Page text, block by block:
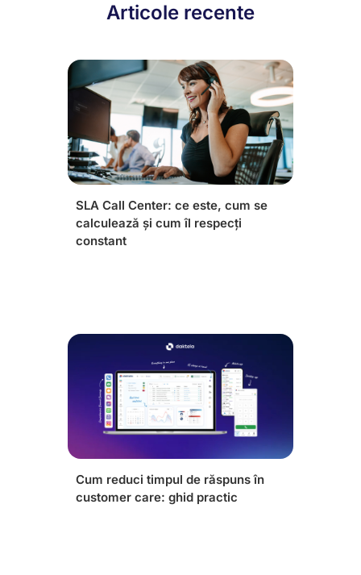
Articole recente
SLA Call Center: ce este, cum se
calculează și cum îl respecți
constant
Cum reduci timpul de răspuns în
customer care: ghid practic